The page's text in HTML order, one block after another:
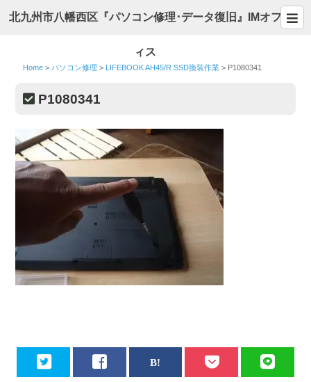
北九州市八幡西区『パソコン修理･データ復旧』IMオフ
ィス
Home > パソコン修理 > LIFEBOOK AH45/R SSD換装作業 > P1080341
P1080341